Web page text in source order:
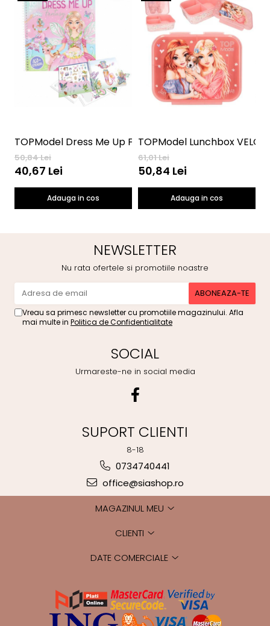
TOPModel Dress Me Up Fantasy
50,84 Lei
40,67 Lei
Adauga in cos
TOPModel Lunchbox VELO
61,01 Lei
50,84 Lei
Adauga in cos
NEWSLETTER
Nu rata ofertele si promotiile noastre
Vreau sa primesc newsletter cu promotiile magazinului. Afla
mai multe in Politica de Confidentialitate
SOCIAL
Urmareste-ne in social media
SUPORT CLIENTI
8-18
0734740441
office@siashop.ro
MAGAZINUL MEU
CLIENTI
DATE COMERCIALE